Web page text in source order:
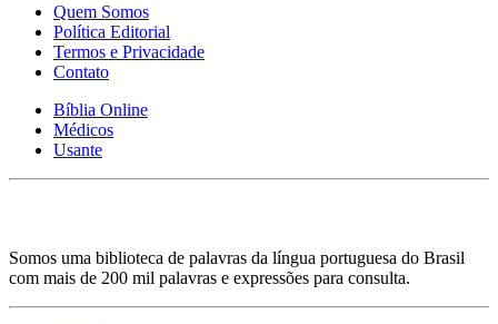
Quem Somos
Política Editorial
Termos e Privacidade
Contato
Bíblia Online
Médicos
Usante
Somos uma biblioteca de palavras da língua portuguesa do Brasil
com mais de 200 mil palavras e expressões para consulta.